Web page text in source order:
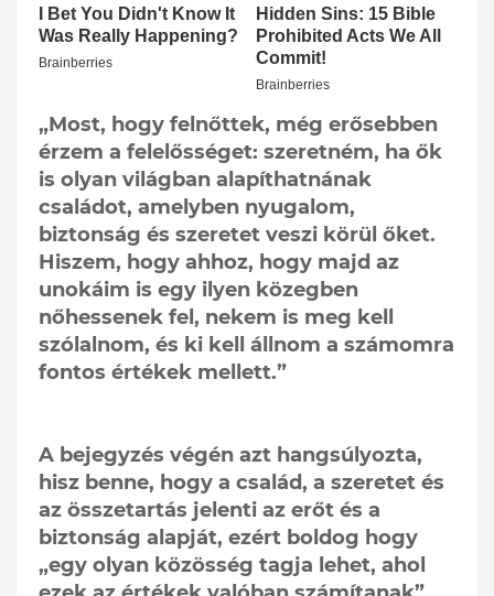
„Most, hogy felnőttek, még erősebben
érzem a felelősséget: szeretném, ha ők
is olyan világban alapíthatnának
családot, amelyben nyugalom,
biztonság és szeretet veszi körül őket.
Hiszem, hogy ahhoz, hogy majd az
unokáim is egy ilyen közegben
nőhessenek fel, nekem is meg kell
szólalnom, és ki kell állnom a számomra
fontos értékek mellett.”
A bejegyzés végén azt hangsúlyozta,
hisz benne, hogy a család, a szeretet és
az összetartás jelenti az erőt és a
biztonság alapját, ezért boldog hogy
„egy olyan közösség tagja lehet, ahol